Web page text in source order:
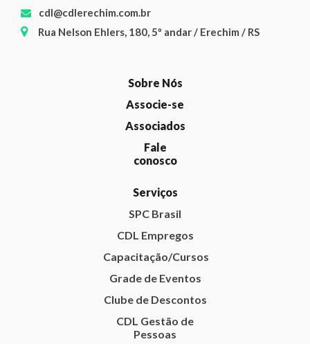
cdl@cdlerechim.com.br
Rua Nelson Ehlers, 180, 5º andar / Erechim / RS
Sobre Nós
Associe-se
Associados
Fale
conosco
Serviços
SPC Brasil
CDL Empregos
Capacitação/Cursos
Grade de Eventos
Clube de Descontos
CDL Gestão de
Pessoas